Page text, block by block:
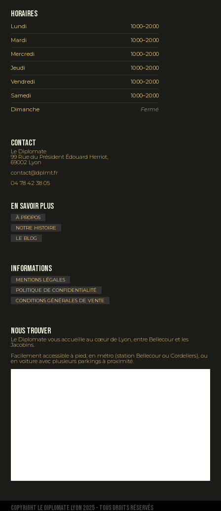
Horaires
Lundi
10:00–20:00
Mardi
10:00–20:00
Mercredi
10:00–20:00
Jeudi
10:00–20:00
Vendredi
10:00–20:00
Samedi
10:00–20:00
Dimanche
Fermé
Contact
Le Diplomate
99 Rue du Président Édouard Herriot,
69002 Lyon
contact@dplmt.fr
04 78 42 38 05
En savoir plus
À PROPOS
NOTRE HISTOIRE
LE BLOG
Informations
MENTIONS LÉGALES
POLITIQUE DE CONFIDENTIALITÉ
CONDITIONS GÉNÉRALES DE VENTE
Nous Trouver
Le Diplomate vous accueille au cœur de Lyon, entre Bellecour et les
Jacobins.
Facilement accessible à pied, en métro (station Bellecour ou Cordeliers), ou
en voiture avec plusieurs parkings à proximité.
COPYRIGHT LE DIPLOMATE LYON 2025 - TOUS DROITS RÉSERVÉS